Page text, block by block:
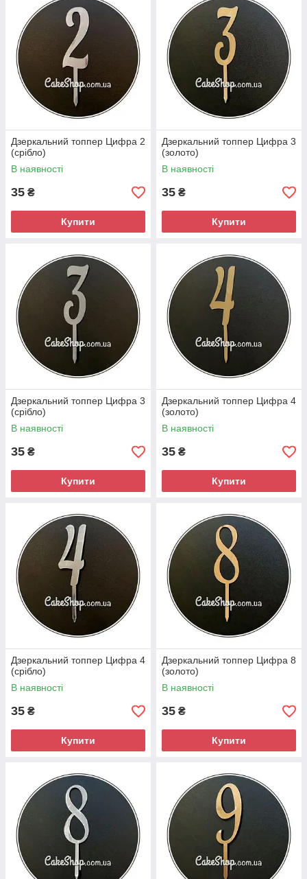
Дзеркальний топпер Цифра 2
(срібло)
В наявності
35 ₴
Купити
Дзеркальний топпер Цифра 3
(золото)
В наявності
35 ₴
Купити
Дзеркальний топпер Цифра 3
(срібло)
В наявності
35 ₴
Купити
Дзеркальний топпер Цифра 4
(золото)
В наявності
35 ₴
Купити
Дзеркальний топпер Цифра 4
(срібло)
В наявності
35 ₴
Купити
Дзеркальний топпер Цифра 8
(золото)
В наявності
35 ₴
Купити